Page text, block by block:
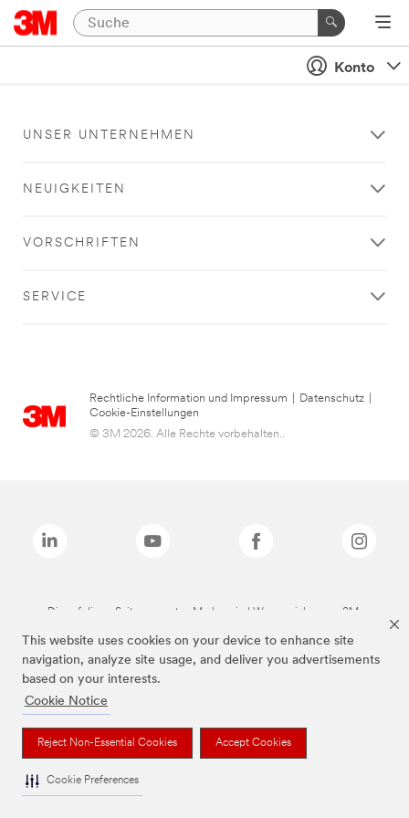
This website uses cookies on your device to enhance site
navigation, analyze site usage, and deliver you advertisements
based on your interests.
Cookie Notice
Reject Non-Essential Cookies Accept Cookies
Cookie Preferences
Konto
UNSER UNTERNEHMEN
NEUIGKEITEN
VORSCHRIFTEN
SERVICE
Rechtliche Information und Impressum Datenschutz
Cookie-Einstellungen
© 3M 2026. Alle Rechte vorbehalten..
Die auf dieser Seite genannten Marken sind Warenzeichen von 3M.